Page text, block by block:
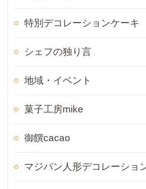
特別デコレーションケーキ
シェフの独り言
地域・イベント
菓子工房mike
御饌cacao
マジパン人形デコレーショ